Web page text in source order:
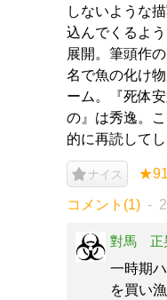
しないような
込んでくるよ
展開。筆頭作
名で魚の化け
ーム。『死体
の』は秀逸。
的に再読してし
ナイス ★91
コメント(1)
對馬 正
一時期
を買い